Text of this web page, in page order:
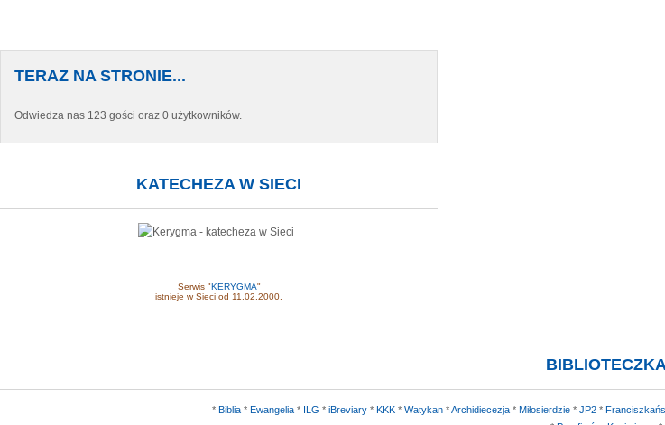
TERAZ NA STRONIE...
Odwiedza nas 123 gości oraz 0 użytkowników.
KATECHEZA W SIECI
Serwis "KERYGMA"
istnieje w Sieci od 11.02.2000.
* Biblia * Ewangelia * ILG * iBreviary * KKK * Watykan *Archidiecezja * Miłosierdzie * JP2 *